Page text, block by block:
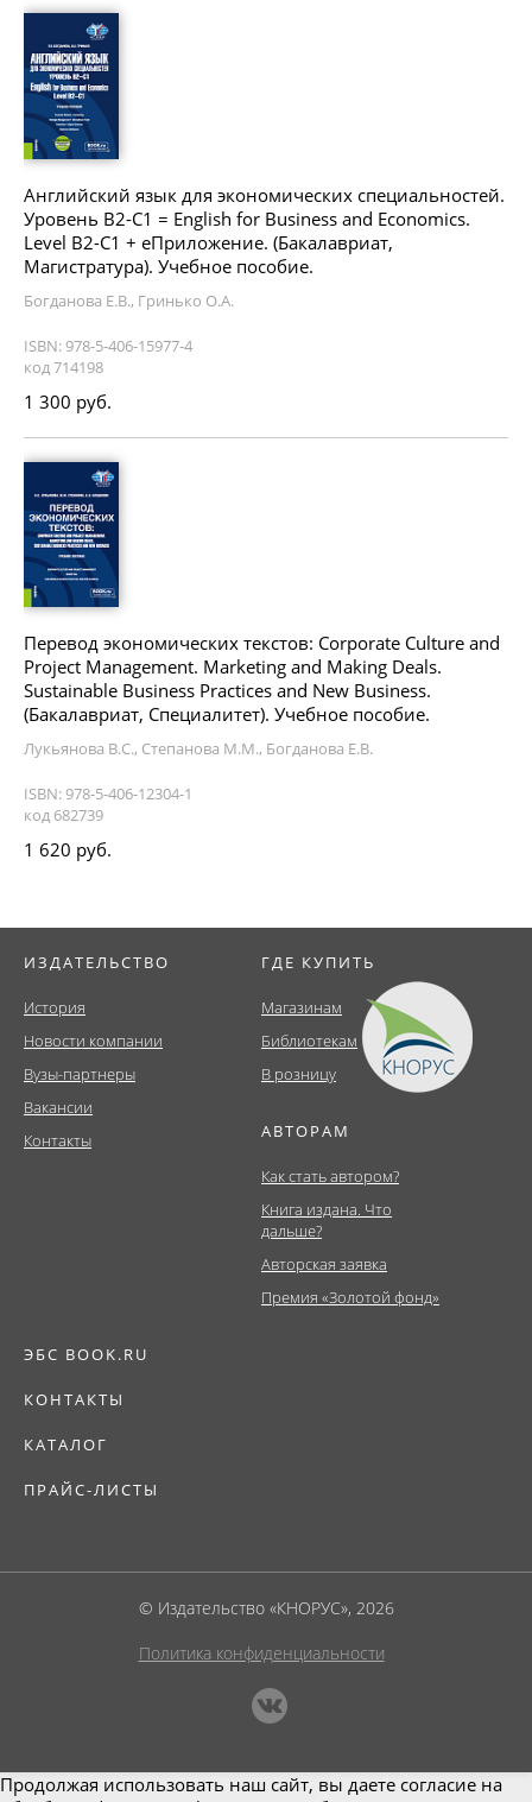
Английский язык для экономических специальностей.
Уровень В2-С1 = English for Business and Economics.
Level B2-C1 + еПриложение. (Бакалавриат,
Магистратура). Учебное пособие.
Богданова Е.В., Гринько О.А.
ISBN: 978-5-406-15977-4
код 714198
1 300 руб.
Перевод экономических текстов: Corporate Culture and
Project Management. Marketing and Making Deals.
Sustainable Business Practices and New Business.
(Бакалавриат, Специалитет). Учебное пособие.
Лукьянова В.С., Степанова М.М., Богданова Е.В.
ISBN: 978-5-406-12304-1
код 682739
1 620 руб.
ИЗДАТЕЛЬСТВО
История
Новости компании
Вузы-партнеры
Вакансии
Контакты
ГДЕ КУПИТЬ
Магазинам
Библиотекам
В розницу
АВТОРАМ
Как стать автором?
Книга издана. Что
дальше?
Авторская заявка
Премия «Золотой фонд»
ЭБС BOOK.RU
КОНТАКТЫ
КАТАЛОГ
ПРАЙС-ЛИСТЫ
© Издательство «КНОРУС», 2026
Политика конфиденциальности
Продолжая использовать наш сайт, вы даете согласие на